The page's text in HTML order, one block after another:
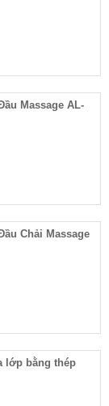
Massage AL-
Chải Massage
lớp bằng thép